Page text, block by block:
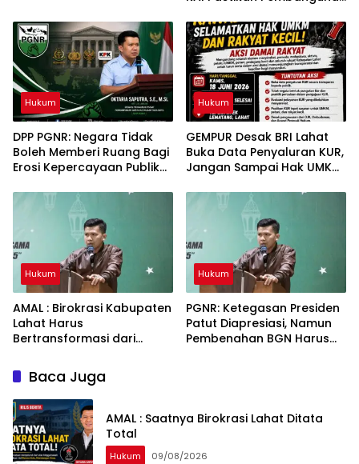
Fungsi Drainase
Masyarakat Lahat
Hukum
DPP PGNR: Negara Tidak
Boleh Memberi Ruang Bagi
Erosi Kepercayaan Publik
Hukum
Hukum
GEMPUR Desak BRI Lahat
Buka Data Penyaluran KUR,
Jangan Sampai Hak UMKM
Hukum
AMAL : Birokrasi Kabupaten
Lahat Harus
Bertransformasi dari
Budaya Kinerja
Hukum
PGNR: Ketegasan Presiden
Patut Diapresiasi, Namun
Pembenahan BGN Harus
Baca Juga
AMAL : Saatnya Birokrasi Lahat Ditata
Total
Hukum 09/08/2026